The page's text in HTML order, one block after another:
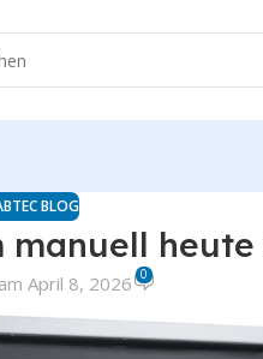
BLOG
manuell
am April 8, 2026 0